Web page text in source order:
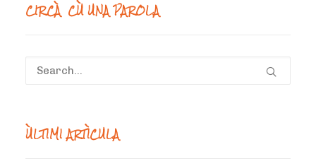
CIRCÀ CÙ UNA PAROLA
ÙLTIMI ARTÌCULA